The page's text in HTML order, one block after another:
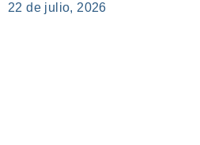
22 de julio, 2026